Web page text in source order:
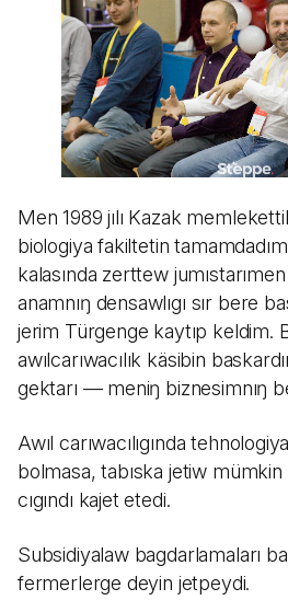
Men 1989 jılı Kazak
biologiya fakiltetin
kalasında zerttew
anamnıŋ densawlıgı sır bere
jerim Türgenge kaytıp keldim.
awılcarıwacılık käsibin
gektarı — meniŋ biznesimnıŋ
Awıl carıwacılıgında
bolmasa, tabıska jetiw
cıgındı kajet etedi.
Subsidiyalaw bagdarlamaları
fermerlerge deyin jetpeydi.